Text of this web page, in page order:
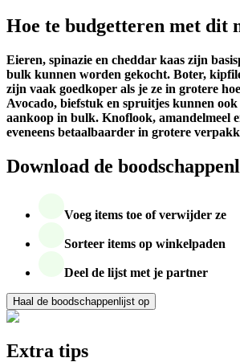
Hoe te budgetteren met dit
Eieren, spinazie en cheddar kaas zijn
bulk kunnen worden gekocht. Boter,
zijn vaak goedkoper als je ze in grotere
Avocado, biefstuk en spruitjes kunnen
aankoop in bulk. Knoflook, amandelmeel
eveneens betaalbaarder in grotere
Download de
Voeg items toe of verwijder ze
Sorteer items op winkelpaden
Deel de lijst met je partner
Haal de boodschappenlijst op
Extra tips